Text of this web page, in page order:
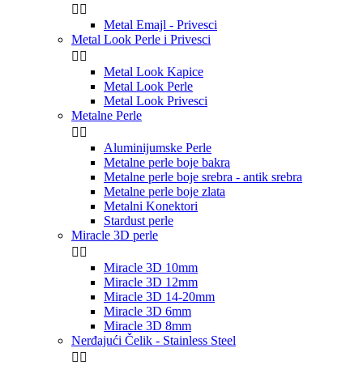
 
Metal Emajl - Privesci
Metal Look Perle i Privesci
 
Metal Look Kapice
Metal Look Perle
Metal Look Privesci
Metalne Perle
 
Aluminijumske Perle
Metalne perle boje bakra
Metalne perle boje srebra - antik srebra
Metalne perle boje zlata
Metalni Konektori
Stardust perle
Miracle 3D perle
 
Miracle 3D 10mm
Miracle 3D 12mm
Miracle 3D 14-20mm
Miracle 3D 6mm
Miracle 3D 8mm
Nerđajući Čelik - Stainless Steel
 